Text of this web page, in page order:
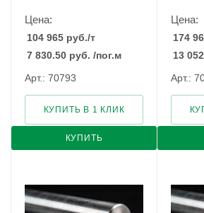
Цена:
104 965 руб./т
7 830.50 руб. /пог.м
Арт.: 70793
КУПИТЬ
КУПИТЬ В 1 КЛИК
Цена:
174
13
Арт.: